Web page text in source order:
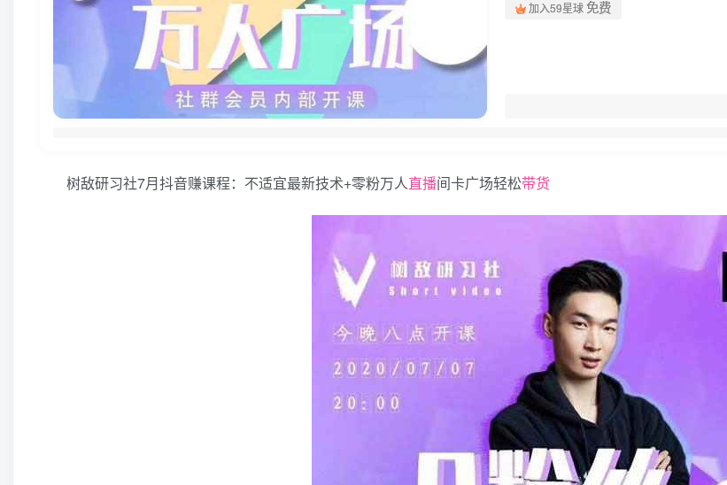
加入59星球 免费
树敌‮习研‬社7月抖音赚课程：不适宜最新技术+零粉万人直播间卡广场轻松带货